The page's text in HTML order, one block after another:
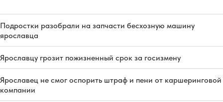
Подростки разобрали на запчасти бесхозную машину
ярославца
Ярославцу грозит пожизненный срок за госизмену
Ярославец не смог оспорить штраф и пени от каршеринговой
компании